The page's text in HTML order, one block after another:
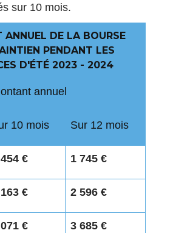
sur 10 mois.
ANNUEL DE LA BOURSE
PENDANT LES
D'ÉTÉ 2023 - 2024
annuel
10 mois Sur 12 mois
€ 1 745 €
€ 2 596 €
€ 3 685 €